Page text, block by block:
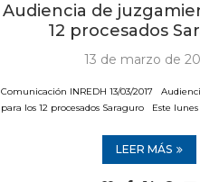
Audiencia de
12 procesados
13 de marzo de
Comunicación INREDH 13/03/2017
para los 12 procesados Saraguro Este lunes
LEER MÁS